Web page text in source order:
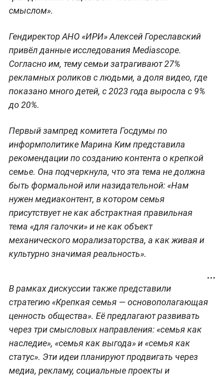
смыслом».
Гендиректор АНО «ИРИ» Алексей Гореславский
привёл данные исследования Mediascope.
Согласно им, тему семьи затрагивают 27%
рекламных роликов с людьми, а доля видео, где
показано много детей, с 2023 года выросла с 9%
до 20%.
Первый зампред комитета Госдумы по
информполитике Марина Ким представила
рекомендации по созданию контента о крепкой
семье. Она подчеркнула, что эта тема не должна
быть формальной или назидательной: «Нам
нужен медиаконтент, в котором семья
присутствует не как абстрактная правильная
тема «для галочки» и не как объект
механического морализаторства, а как живая и
культурно значимая реальность».
В рамках дискуссии также представили
стратегию «Крепкая семья — основополагающая
ценность общества». Её предлагают развивать
через три смысловых направления: «семья как
наследие», «семья как выгода» и «семья как
статус». Эти идеи планируют продвигать через
медиа, рекламу, социальные проекты и